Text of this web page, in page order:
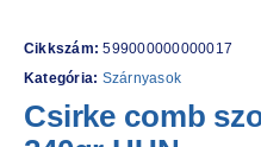
Cikkszám:599000000000017
Kategória: Szárnyasok
Csirke comb